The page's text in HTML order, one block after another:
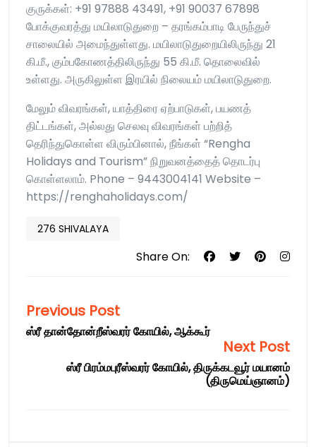
குருக்கள்: +91 97888 43491, +91 90037 67898
போக்குவரத்து மயிலாடுதுறை – தரங்கம்பாடி பேருந்துச்
சாலையில் அமைந்துள்ளது. மயிலாடுதுறையிலிருந்து 21
கி.மீ., கும்பகோணத்திலிருந்து 55 கி.மீ. தொலைவில்
உள்ளது. அருகிலுள்ள இரயில் நிலையம் மயிலாடுதுறை.
மேலும் விவரங்கள், யாத்திரை ஏற்பாடுகள், பயணத்
திட்டங்கள், அல்லது செலவு விவரங்கள் பற்றித்
தெரிந்துகொள்ள விரும்பினால், நீங்கள் “Rengha
Holidays and Tourism” நிறுவனத்தைத் தொடர்பு
கொள்ளலாம். Phone – 9443004141 Website –
https://renghaholidays.com/
276 SHIVALAYA
Share On:
Previous Post
ஸ்ரீ தான்தோன்றீஸ்வரர் கோயில், ஆக்கூர்
Next Post
ஸ்ரீ பிரம்மபுரீஸ்வரர் கோயில், திருக்கடவூர் மயானம்
(திருமெய்ஞானம்)